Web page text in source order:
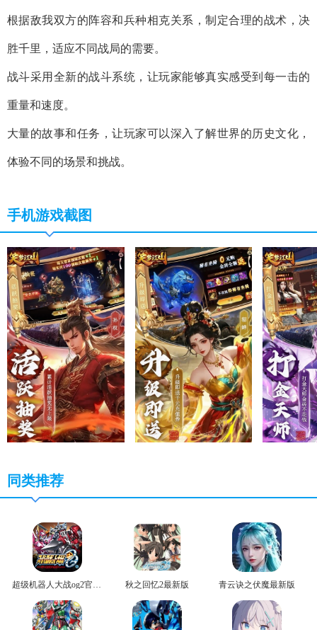
根据敌我双方的阵容和兵种相克关系，制定合理的战术，决
胜千里，适应不同战局的需要。
战斗采用全新的战斗系统，让玩家能够真实感受到每一击的
重量和速度。
大量的故事和任务，让玩家可以深入了解世界的历史文化，
体验不同的场景和挑战。
手机游戏截图
同类推荐
超级机器人大战og2官方版 秋之回忆2最新版 青云诀之伏魔最新版